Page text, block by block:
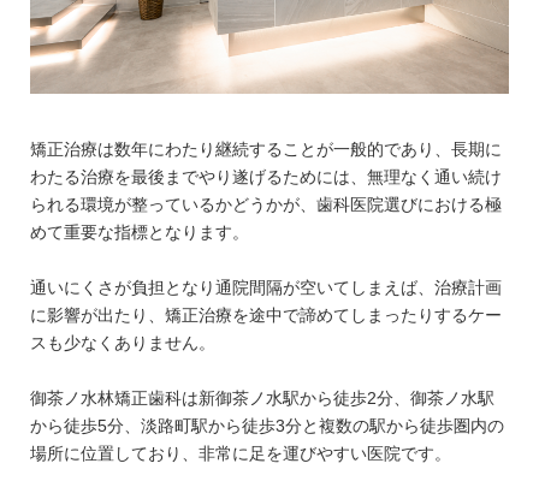
矯正治療は数年にわたり継続することが一般的であり、長期に
わたる治療を最後までやり遂げるためには、無理なく通い続け
られる環境が整っているかどうかが、歯科医院選びにおける極
めて重要な指標となります。
通いにくさが負担となり通院間隔が空いてしまえば、治療計画
に影響が出たり、矯正治療を途中で諦めてしまったりするケー
スも少なくありません。
御茶ノ水林矯正歯科は新御茶ノ水駅から徒歩2分、御茶ノ水駅
から徒歩5分、淡路町駅から徒歩3分と複数の駅から徒歩圏内の
場所に位置しており、非常に足を運びやすい医院です。